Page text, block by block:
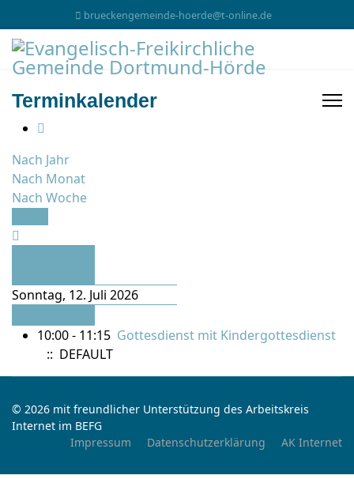
brueckengemeinde-hoerde@t-online.de
Terminkalender
Nach Jahr
Nach Monat
Nach Woche
Sonntag, 12. Juli 2026
10:00 - 11:15 Gottesdienst mit Kindergottesdienst
:: DEFAULT
© 2026 mit freundlicher Unterstützung des Arbeitskreis
Internet im BEFG
Impressum
Datenschutzerklärung AK Internet